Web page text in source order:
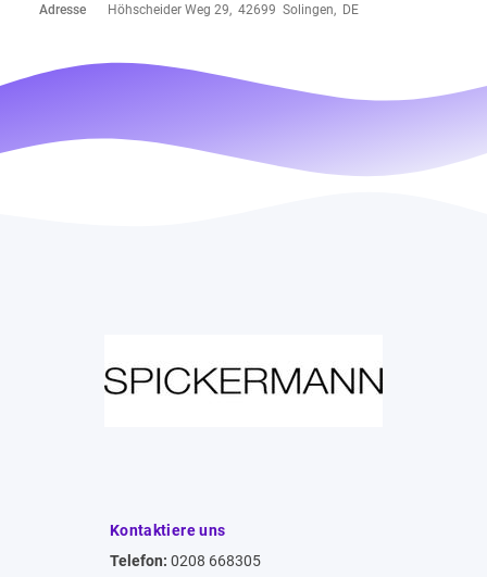
Adresse
Höhscheider Weg 29, 42699 Solingen, DE
Kontaktiere uns
Telefon: 0208 668305